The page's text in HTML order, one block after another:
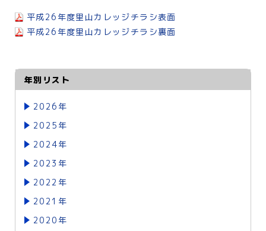
平成26年度里山カレッジチラシ表面
平成26年度里山カレッジチラシ裏面
年別リスト
2026年
2025年
2024年
2023年
2022年
2021年
2020年